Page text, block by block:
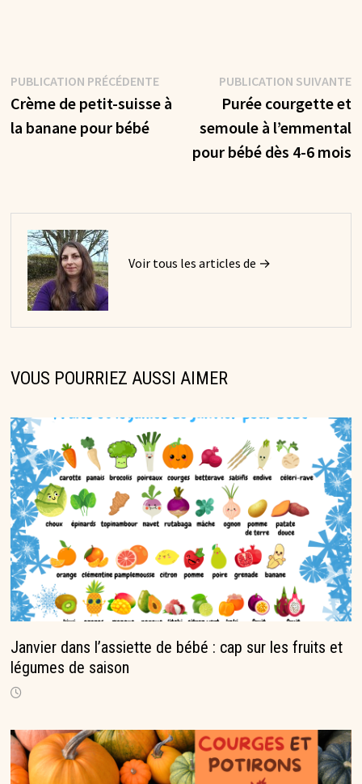
Navigation
de
l’article
PUBLICATION PRÉCÉDENTEPublication
précédente :
Crème de petit-suisse à
la banane pour bébé
PUBLICATION SUIVANTE
Purée courgette et
semoule à l’emmental
pour bébé dès 4-6 mois
Voir tous les articles de →
VOUS POURRIEZ AUSSI AIMER
Janvier dans l’assiette de bébé : cap sur les fruits et
légumes de saison